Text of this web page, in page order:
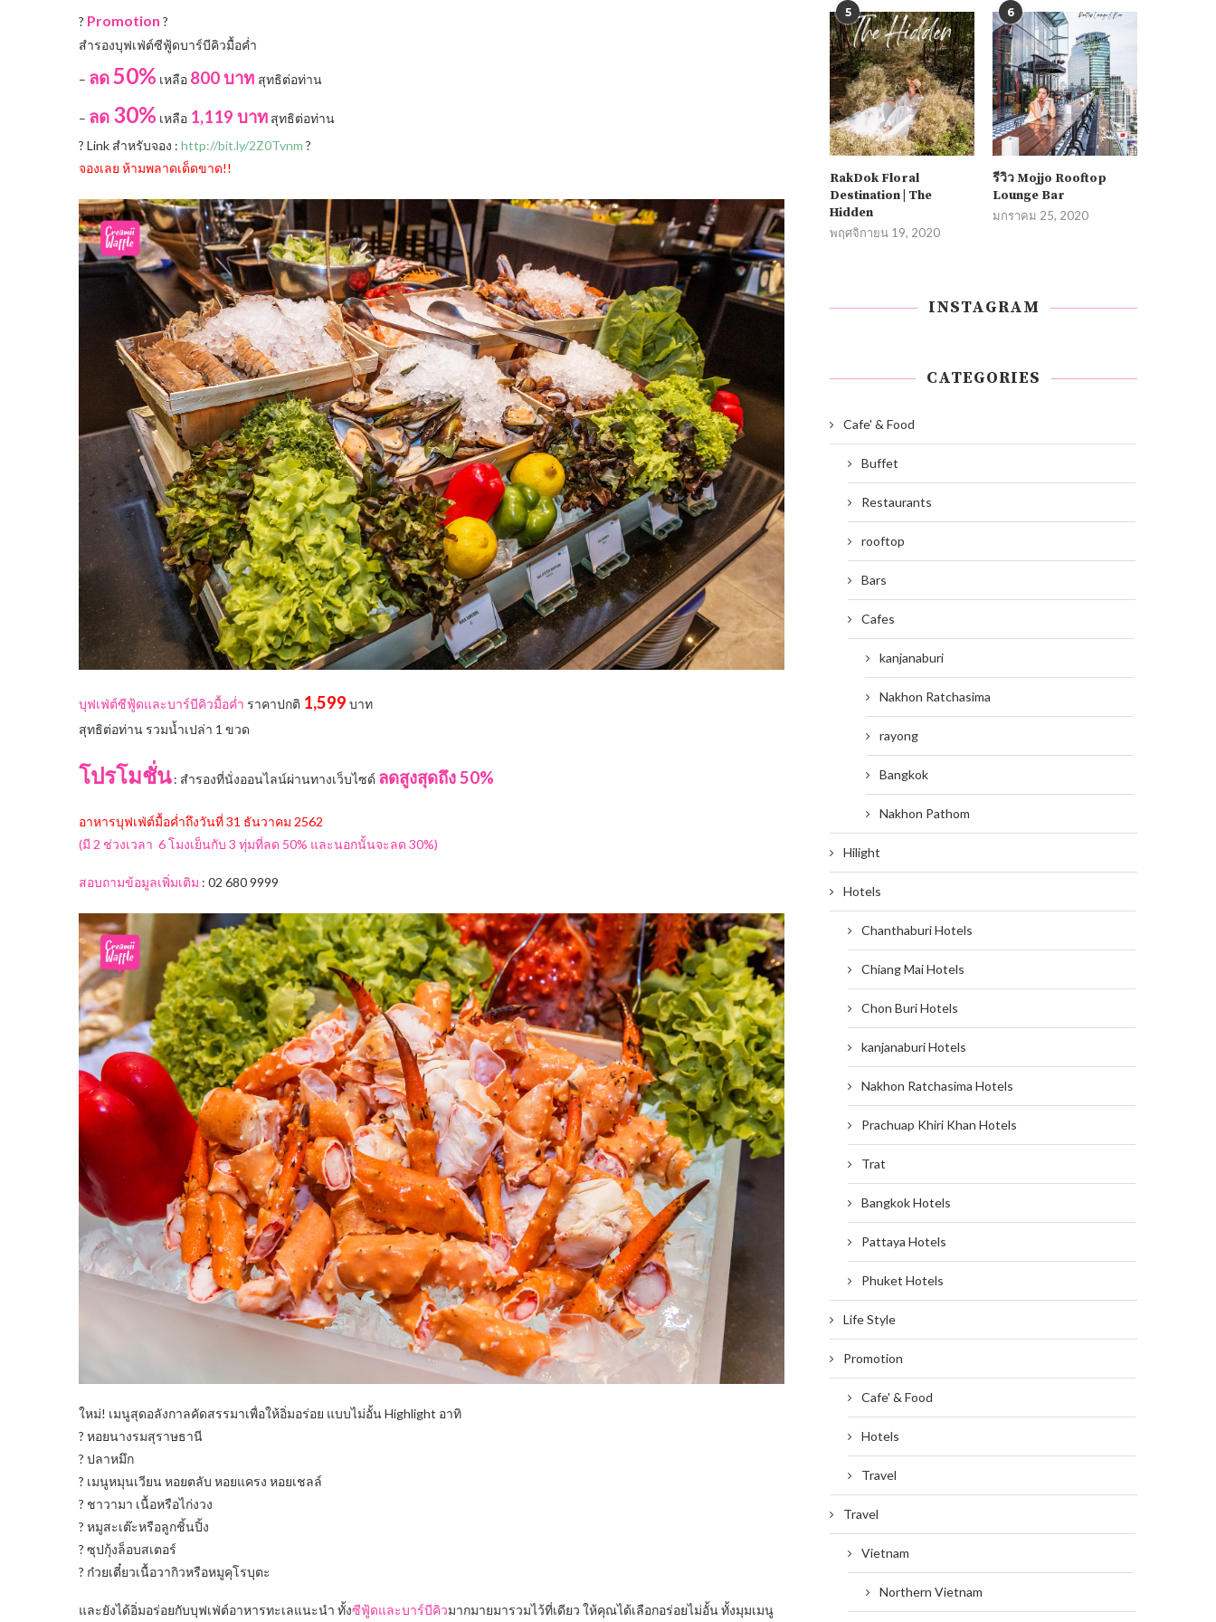
? Promotion ?
สำรองบุฟเฟ่ต์ซีฟู้ดบาร์บีคิวมื้อค่ำ
– ลด50% เหลือ 800 บาท สุทธิต่อท่าน
– ลด 30% เหลือ 1,119 บาท สุทธิต่อท่าน
? Link สำหรับจอง : http://bit.ly/2Z0Tvnm ?
จองเลย ห้ามพลาดเด็ดขาด!!
บุฟเฟ่ต์ซีฟู้ดและบาร์บีคิวมื้อค่ำ ราคาปกติ 1,599 บาท
สุทธิต่อท่าน รวมน้ำเปล่า 1 ขวด
โปรโมชั่น: สำรองที่นั่งออนไลน์ผ่านทางเว็บไซด์ ลดสูงสุดถึง 50%
อาหารบุฟเฟ่ต์มื้อค่ำถึงวันที่ 31 ธันวาคม 2562
(มี 2 ช่วงเวลา 6 โมงเย็นกับ 3 ทุ่มที่ลด 50% และนอกนั้นจะลด 30%)
สอบถามข้อมูลเพิ่มเติม : 02 680 9999
ใหม่! เมนูสุดอลังกาลคัดสรรมาเพื่อให้อิ่มอร่อย แบบไม่อั้น Highlight อาทิ
? หอยนางรมสุราษธานี
? ปลาหมึก
? เมนูหมุนเวียน หอยตลับ หอยแครง หอยเชลล์
? ชาวามา เนื้อหรือไก่งวง
? หมูสะเต๊ะหรือลูกชิ้นปิ้ง
? ซุปกุ้งล็อบสเตอร์
? ก๋วยเตี๋ยวเนื้อวากิวหรือหมูคุโรบุตะ
และยังได้อิ่มอร่อยกับบุฟเฟ่ต์อาหารทะเลแนะนำ ทั้งซีฟู้ดและบาร์บีคิวมากมายมารวมไว้ที่เดียว ให้คุณได้เลือกอร่อยไม่อั้น ทั้งมุมเมนู
5
RakDok Floral
Destination | The
Hidden
พฤศจิกายน 19, 2020
6
รีวิว Mojjo Rooftop
Lounge Bar
มกราคม 25, 2020
INSTAGRAM
CATEGORIES
Cafe' & Food
Buffet
Restaurants
rooftop
Bars
Cafes
kanjanaburi
Nakhon Ratchasima
rayong
Bangkok
Nakhon Pathom
Hilight
Hotels
Chanthaburi Hotels
Chiang Mai Hotels
Chon Buri Hotels
kanjanaburi Hotels
Nakhon Ratchasima Hotels
Prachuap Khiri Khan Hotels
Trat
Bangkok Hotels
Pattaya Hotels
Phuket Hotels
Life Style
Promotion
Cafe' & Food
Hotels
Travel
Travel
Vietnam
Northern Vietnam